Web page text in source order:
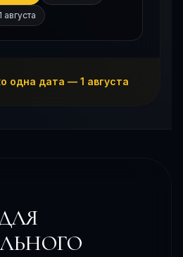
августа
одна дата — 1 августа